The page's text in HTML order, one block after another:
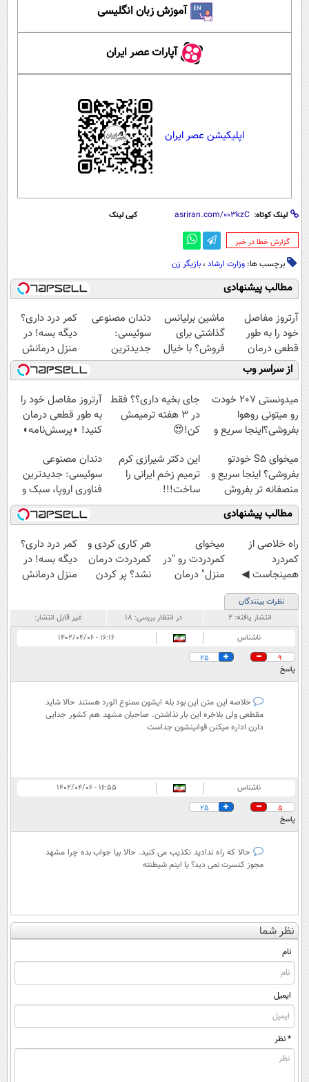
آموزش زبان انگلیسی
آپارات عصر ایران
اپلیکیشن عصر ایران
لینک کوتاه: کپی لینک
‌گزارش خطا در خبر
برچسب ها: وزارت ارشاد ، بازیگر زن
مطالب پیشنهادی
آرتروز مفاصل
خود را به طور
قطعی درمان
کنید!
◗پرسش‌نامه◖
ماشین برلیانس
گذاشتی برای
فروش؟ با خیال
راحت بفروش
دندان مصنوعی
سوئیسی:
جدیدترین
فناوری اروپا،
سبک و مقاوم |
پرداخت قسطی
کمر درد داری؟
دیگه بسه! در
منزل درمانش
کن
(◀پرسش‌نامه)
از سراسر وب
میدونستی 207 خودت
رو میتونی روهوا
بفروشی؟اینجا سریع و
جای بخیه داری؟؟ فقط
در 3 هفته ترمیمش
کن!😍
آرتروز مفاصل خود را
به طور قطعی درمان
کنید! ◗پرسش‌نامه◖
میخوای S5 خودتو
بفروشی؟ اینجا سریع و
منصفانه تر بفروش
این دکتر شیرازی کرم
ترمیم زخم ایرانی را
ساخت!!!
دندان مصنوعی
سوئیسی: جدیدترین
فناوری اروپا، سبک و
مقاوم | پرداخت
قسطی
مطالب پیشنهادی
‌راه خلاصی از
کمردرد
همینجاست ◀
فقط کافیه فرم
رو پر کنی!
میخوای
کمردردت رو "در
منزل" درمان
هر کاری کردی و
کمردردت درمان
نشد؟ پر کردن
کمر درد داری؟
دیگه بسه! در
منزل درمانش
نظرات بینندگان
انتشار یافته:۲ در انتظار بررسی: ۱۸
غیر قابل انتشار:
ناشناس
۱۶:۱۶ - ۱۴۰۲/۰۴/۰۶
9
25
پاسخ
خلاصه این متن این بود بله ایشون ممنوع الورد هستند حالا شاید
مقطعی ولی بلاخره این بار نذاشتن. صاحبان مشهد هم کشور جدایی
دارن اداره میکنن قوانینشون جداست
ناشناس
۱۶:۵۵ - ۱۴۰۲/۰۴/۰۶
5
25
پاسخ
حالا که راه ندادید تکذیب می کنید. حالا بیا جواب بده چرا مشهد
مجوز کنسرت نمی دید؟ یا اینم شیطنته
نظر شما
نام
ایمیل
* نظر